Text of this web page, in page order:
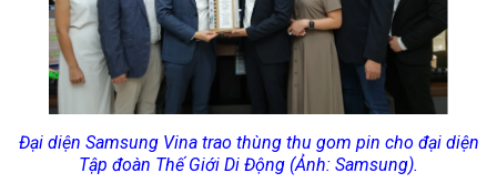
Đại diện Samsung Vina trao thùng thu gom pin cho đại diện
Tập đoàn Thế Giới Di Động (Ảnh: Samsung).